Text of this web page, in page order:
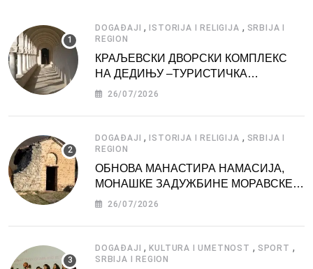
DOGAĐAJI , ISTORIJA I RELIGIJA , SRBIJA I
REGION
КРАЉЕВСКИ ДВОРСКИ КОМПЛЕКС
НА ДЕДИЊУ –ТУРИСТИЧКА
АТРАКЦИЈА
26/07/2026
DOGAĐAJI , ISTORIJA I RELIGIJA , SRBIJA I
REGION
ОБНОВА МАНАСТИРА НАМАСИЈА,
МОНАШКЕ ЗАДУЖБИНЕ МОРАВСКЕ
СРБИЈЕ
26/07/2026
DOGAĐAJI ,KULTURA I UMETNOST , SPORT ,
SRBIJA I REGION